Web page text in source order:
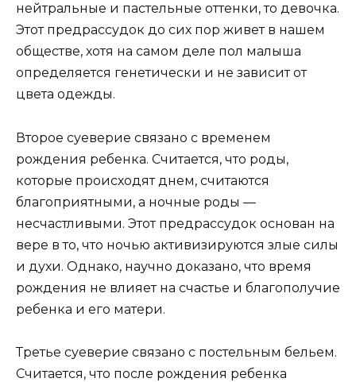
нейтральные и пастельные оттенки, то девочка.
Этот предрассудок до сих пор живет в нашем
обществе, хотя на самом деле пол малыша
определяется генетически и не зависит от
цвета одежды.
Второе суеверие связано с временем
рождения ребенка. Считается, что роды,
которые происходят днем, считаются
благоприятными, а ночные роды —
несчастливыми. Этот предрассудок основан на
вере в то, что ночью активизируются злые силы
и духи. Однако, научно доказано, что время
рождения не влияет на счастье и благополучие
ребенка и его матери.
Третье суеверие связано с постельным бельем.
Считается, что после рождения ребенка